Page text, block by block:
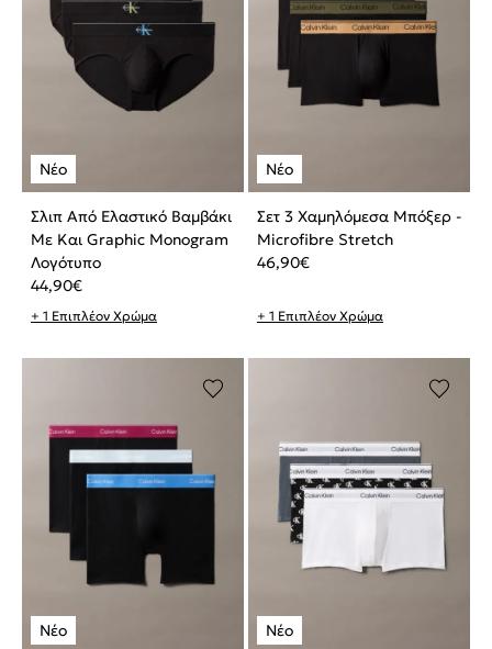
Σλιπ Από Ελαστικό Βαμβάκι
Με Και Graphic Monogram
Λογότυπο
44,90€
+ 1 Επιπλέον Χρώμα
Σετ 3 Χαμηλόμεσα Μπόξερ -
Microfibre Stretch
46,90€
+ 1 Επιπλέον Χρώμα